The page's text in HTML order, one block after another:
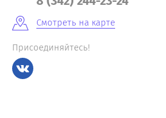
Смотреть на карте
Присоединяйтесь!